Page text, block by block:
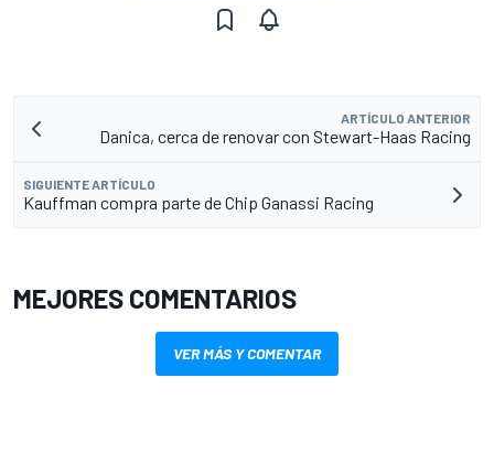
ARTÍCULO ANTERIOR
Danica, cerca de renovar con Stewart-Haas Racing
SIGUIENTE ARTÍCULO
Kauffman compra parte de Chip Ganassi Racing
MEJORES COMENTARIOS
VER MÁS Y COMENTAR